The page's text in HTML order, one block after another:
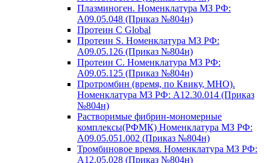
Плазминоген. Номенклатура МЗ РФ:
A09.05.048 (Приказ №804н)
Протеин C Global
Протеин S. Номенклатура МЗ РФ:
A09.05.126 (Приказ №804н)
Протеин С. Номенклатура МЗ РФ:
A09.05.125 (Приказ №804н)
Протромбин (время, по Квику, МНО).
Номенклатура МЗ РФ: A12.30.014 (Приказ
№804н)
Растворимые фибрин-мономерные
комплексы(РФМК) Номенклатура МЗ РФ:
A09.05.051.002 (Приказ №804н)
Тромбиновое время. Номенклатура МЗ РФ:
A12.05.028 (Приказ №804н)